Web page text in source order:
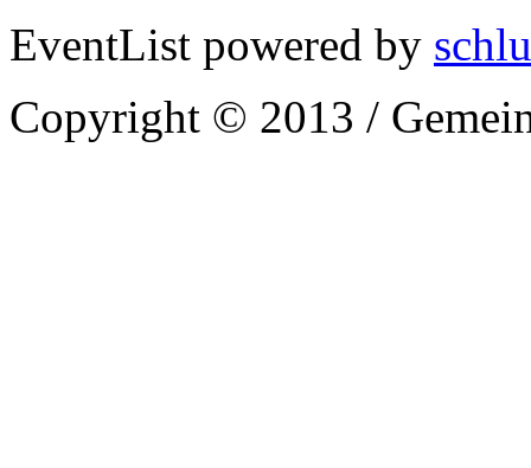
EventList powered by
Copyright © 2013 /